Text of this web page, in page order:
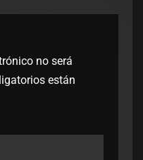
no será
están